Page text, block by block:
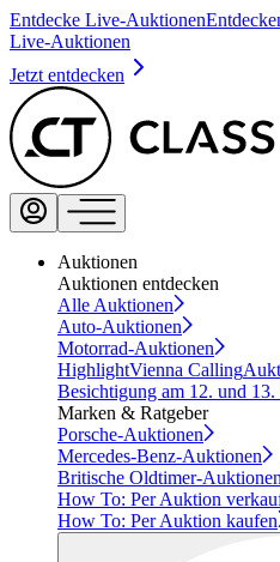
Entdecke Live-Auktionen
Live-Auktionen
Jetzt entdecken
Auktionen
Auktionen entdecken
Alle Auktionen
Auto-Auktionen
Motorrad-Auktionen
HighlightVienna Calling
Besichtigung am 12. und 13.
Marken & Ratgeber
Porsche-Auktionen
Mercedes-Benz-Auktionen
Britische Oldtimer-Auktionen
How To: Per Auktion
How To: Per Auktion kaufen